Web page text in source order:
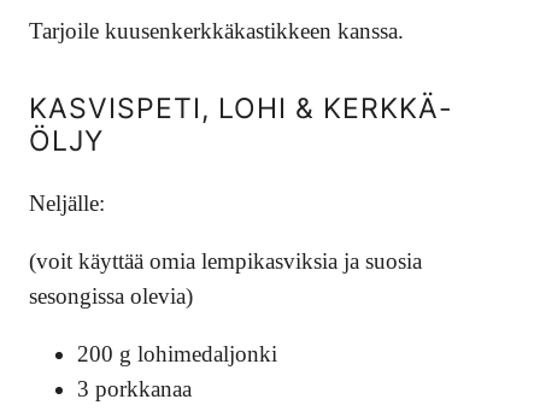
Tarjoile kuusenkerkkäkastikkeen kanssa.
KASVISPETI, LOHI & KERKKÄ-
ÖLJY
Neljälle:
(voit käyttää omia lempikasviksia ja suosia
sesongissa olevia)
200 g lohimedaljonki
3 porkkanaa